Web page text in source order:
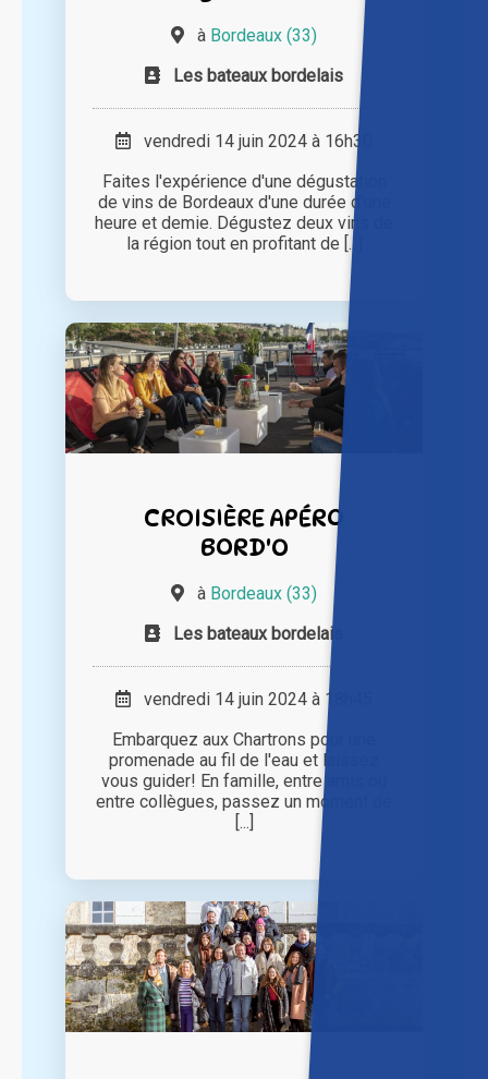
à Bordeaux (33)
Les bateaux bordelais
vendredi 14 juin 2024 à 16h30
Faites l'expérience d'une dégustation
de vins de Bordeaux d'une durée d'une
heure et demie. Dégustez deux vins de
la région tout en profitant de [...]
CROISIÈRE APÉRO
BORD'O
à Bordeaux (33)
Les bateaux bordelais
vendredi 14 juin 2024 à 18h45
Embarquez aux Chartrons pour une
promenade au fil de l'eau et laissez
vous guider! En famille, entre amis ou
entre collègues, passez un moment de
[...]